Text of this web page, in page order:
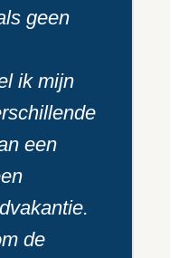
geen
ik mijn
een
de